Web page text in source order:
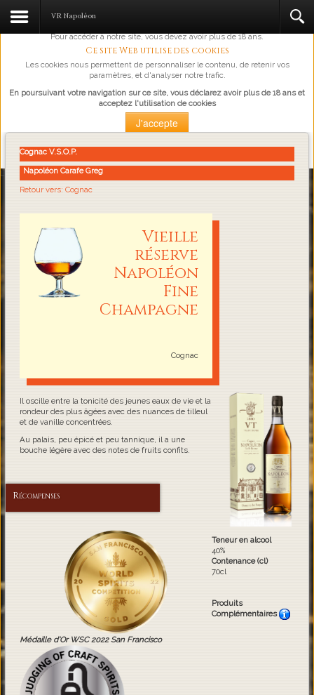
L'abus d'alcool est dangereux pour la santé, à consommer avec
Pour accéder à notre site, vous devez avoir plus de 18 ans.
Ce site Web utilise des cookies
Les cookies nous permettent de personnaliser le contenu, de retenir vos
paramètres, et d'analyser notre trafic.
En poursuivant votre navigation sur ce site, vous déclarez avoir plus de 18 ans et
acceptez l'utilisation de cookies
J'accepte
Plus d'information
Loading...
VR Napoléon
Cognac V.S.O.P.
Napoléon Carafe Greg
Retour vers: Cognac
Vieille
réserve
Napoléon
Fine
Champagne
Cognac
Il oscille entre la tonicité des jeunes eaux de vie et la
rondeur des plus âgées avec des nuances de tilleul
et de vanille concentrées.
Au palais, peu épicé et peu tannique, il a une
bouche légère avec des notes de fruits confits.
Récompenses
Médaille d'Or WSC 2022 San Francisco
Teneur en alcool
40%
Contenance (cl)
70cl
Produits
Complémentaires